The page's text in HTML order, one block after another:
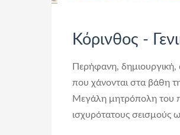
Κόρινθος -
Περήφανη, δημιουργική,
που χάνονται στα βάθη
Μεγάλη μητρόπολη του
ισχυρότατους σεισμούς